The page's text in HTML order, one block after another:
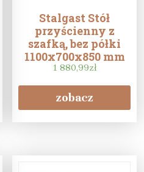
Stalgast Stół
przyścienny z
szafką, bez półki
1100x700x850 mm
(980497110)
1 880,99zł
zobacz